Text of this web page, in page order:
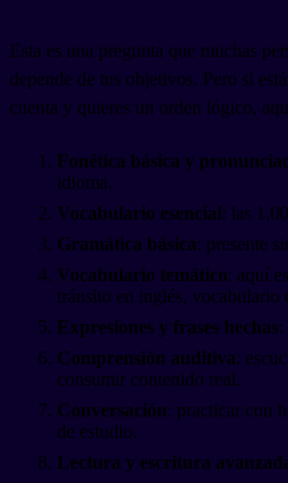
Esta es una pregunta que muchas
depende de tus objetivos. Pero si
cuenta y quieres un orden lógico,
Fonética básica y
idioma.
Vocabulario esencial : las
Gramática básica: presente
Vocabulario temático: aquí
tránsito en inglés, vocabulario
Expresiones y frases hechas
Comprensión auditiva:
consumir contenido real.
Conversación: practicar con
de estudio.
Lectura y escritura